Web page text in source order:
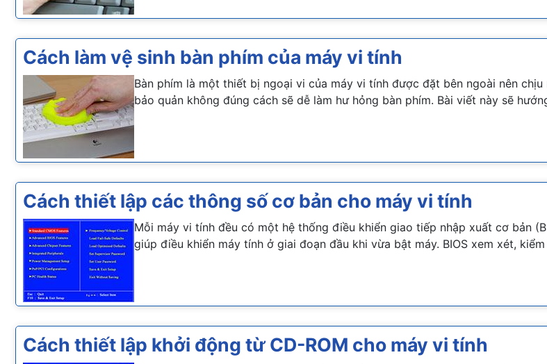
Cách làm vệ sinh bàn phím của máy vi tính
Bàn phím là một thiết bị ngoại vi của máy vi tính được đặt bên ngoài nên
bảo quản không đúng cách sẽ dễ làm hư hỏng bàn phím. Bài viết này sẽ
Cách thiết lập các thông số cơ bản cho máy vi tính
Mỗi máy vi tính đều có một hệ thống điều khiển giao tiếp nhập xuất cơ bản
giúp điều khiển máy tính ở giai đoạn đầu khi vừa bật máy. BIOS xem xét,
Cách thiết lập khởi động từ CD-ROM cho máy vi tính